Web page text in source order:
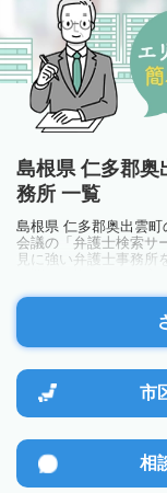
島根県 仁多郡奥
務所 一覧
島根県 仁多郡奥出雲
会議の「弁護士検索サ
見に強い弁護士事務所
お悩みを抱えている方
市
相